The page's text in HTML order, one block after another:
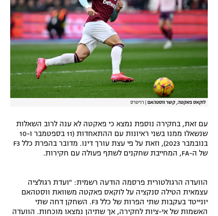
לוח דרושים – ג'ובנט
תגיות
המגזין
לוקאס פאקטה, קשר ווסטהאם רויטרס
עם זאת, בחקירה נוספת נמצא כי פאקטה לא ענה לרוב השאלות
שנשאלו ממנו בשני ראיונות עם ההתאחדות (11 בספטמבר ו-10
בנובמבר 2023), וזאת על פי עצת עורך דינו. מדובר בהפרת כלל F3
של ה-FA, המחייבת שחקנים לשתף פעולה עם חקירות.
הוועדה הרגולטורית פרסמה הודעה רשמית: "ועדת רגולציה
עצמאית הטילה סנקציה על לוקאס פאקטה משוואת ווסטהאם
יונייטד בעקבות שתי הפרות של כלל F3. השחקן דחה שתי
האשמות של אי-ציות לחקירה, אך שתיהן נמצאו מוכחות. הוועדה